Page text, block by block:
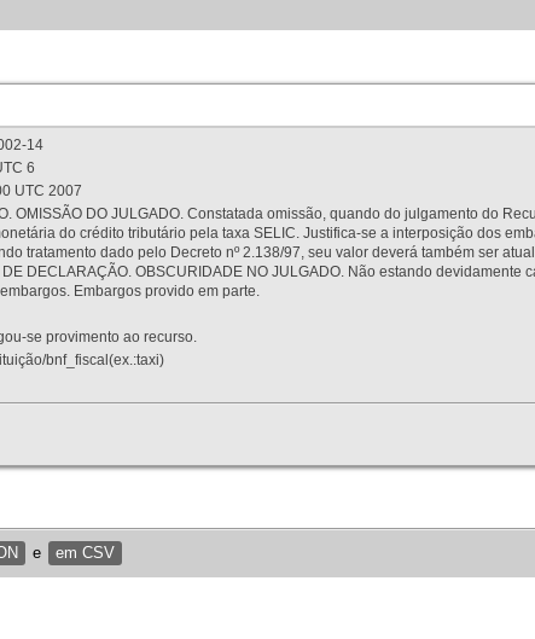
14
6
UTC 2007
OMISSÃO DO JULGADO. Constatada omissão, quando do julgamento do
do crédito tributário pela taxa SELIC. Justifica-se a interposição dos
tratamento dado pelo Decreto nº 2.138/97, seu valor deverá também ser
DECLARAÇÃO. OBSCURIDADE NO JULGADO. Não estando
Embargos provido em parte.
se provimento ao recurso.
bnf_fiscal(ex.:taxi)
e em CSV